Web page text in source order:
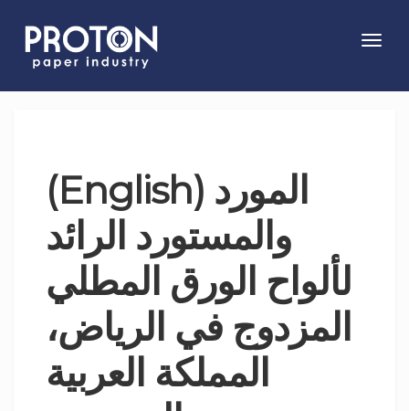
(English) المورد
والمستورد الرائد
لألواح الورق المطلي
المزدوج في الرياض،
المملكة العربية